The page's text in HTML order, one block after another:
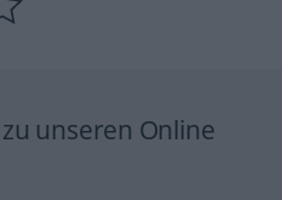
unseren Online